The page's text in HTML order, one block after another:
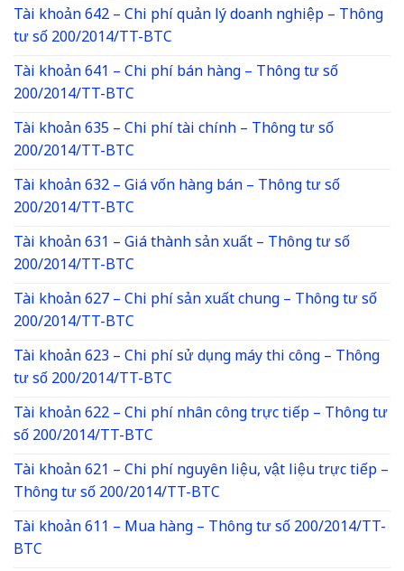
Tài khoản 642 – Chi phí quản lý doanh nghiệp – Thông
tư số 200/2014/TT-BTC
Tài khoản 641 – Chi phí bán hàng – Thông tư số
200/2014/TT-BTC
Tài khoản 635 – Chi phí tài chính – Thông tư số
200/2014/TT-BTC
Tài khoản 632 – Giá vốn hàng bán – Thông tư số
200/2014/TT-BTC
Tài khoản 631 – Giá thành sản xuất – Thông tư số
200/2014/TT-BTC
Tài khoản 627 – Chi phí sản xuất chung – Thông tư số
200/2014/TT-BTC
Tài khoản 623 – Chi phí sử dụng máy thi công – Thông
tư số 200/2014/TT-BTC
Tài khoản 622 – Chi phí nhân công trực tiếp – Thông tư
số 200/2014/TT-BTC
Tài khoản 621 – Chi phí nguyên liệu, vật liệu trực tiếp –
Thông tư số 200/2014/TT-BTC
Tài khoản 611 – Mua hàng – Thông tư số 200/2014/TT-
BTC